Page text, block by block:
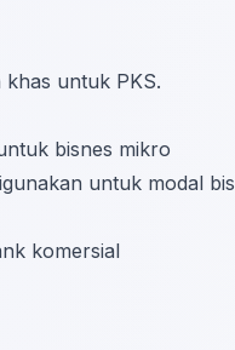
untuk PKS.
bisnes mikro
untuk modal
komersial